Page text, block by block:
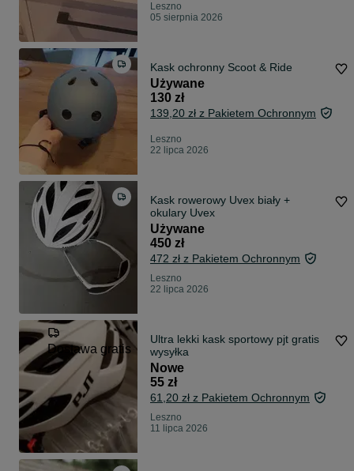
Leszno
05 sierpnia 2026
Kask ochronny Scoot & Ride
Używane
130 zł
139,20 zł z Pakietem Ochronnym
Leszno
22 lipca 2026
Kask rowerowy Uvex biały +
okulary Uvex
Używane
450 zł
472 zł z Pakietem Ochronnym
Leszno
22 lipca 2026
Dostawa gratis
Ultra lekki kask sportowy pjt gratis
wysyłka
Nowe
55 zł
61,20 zł z Pakietem Ochronnym
Leszno
11 lipca 2026